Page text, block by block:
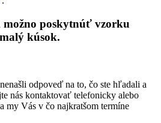
poskytnúť vzorku
kúsok.
odpoveď na to, čo ste hľadali a
nás kontaktovať telefonicky alebo
my Vás v čo najkratšom termíne